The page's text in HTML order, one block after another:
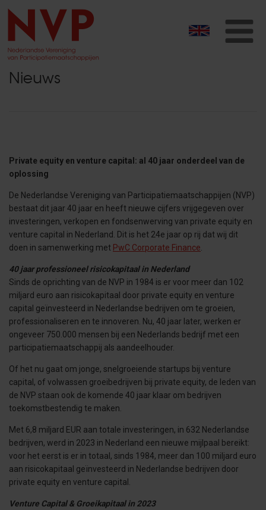
Nieuws
Private equity en venture capital: al 40 jaar onderdeel van de
oplossing
De Nederlandse Vereniging van Participatiemaatschappijen (NVP)
bestaat dit jaar 40 jaar en heeft nieuwe cijfers vrijgegeven over
investeringen, verkopen en fondsenwerving van private equity en
venture capital in Nederland. Dit is het 24e jaar op rij dat wij dit
doen in samenwerking met PwC Corporate Finance
40 jaar professioneel risicokapitaal in Nederland
Sinds de oprichting van de NVP in 1984 is er voor meer dan 102
miljard euro aan risicokapitaal door private equity en venture
capital geïnvesteerd in Nederlandse bedrijven om te groeien,
professionaliseren en te innoveren. Nu, 40 jaar later, werken er
ongeveer 750.000 mensen bij een Nederlands bedrijf met een
participatiemaatschappij als aandeelhouder.
Of het nu gaat om jonge, snelgroeiende startups bij venture
capital, of volwassen groeibedrijven bij private equity, de leden van
de NVP staan ook de komende 40 jaar klaar om bedrijven
toekomstbestendig te maken.
Met 6,8 miljard EUR aan totale investeringen, in 632 Nederlandse
bedrijven, werd in 2023 in Nederland een nieuwe mijlpaal bereikt:
voor het eerst is er in totaal, sinds 1984, meer dan 100 miljard euro
aan risicokapitaal geïnvesteerd in Nederlandse bedrijven door
private equity en venture capital.
Venture Capital & Groeikapitaal in 2023